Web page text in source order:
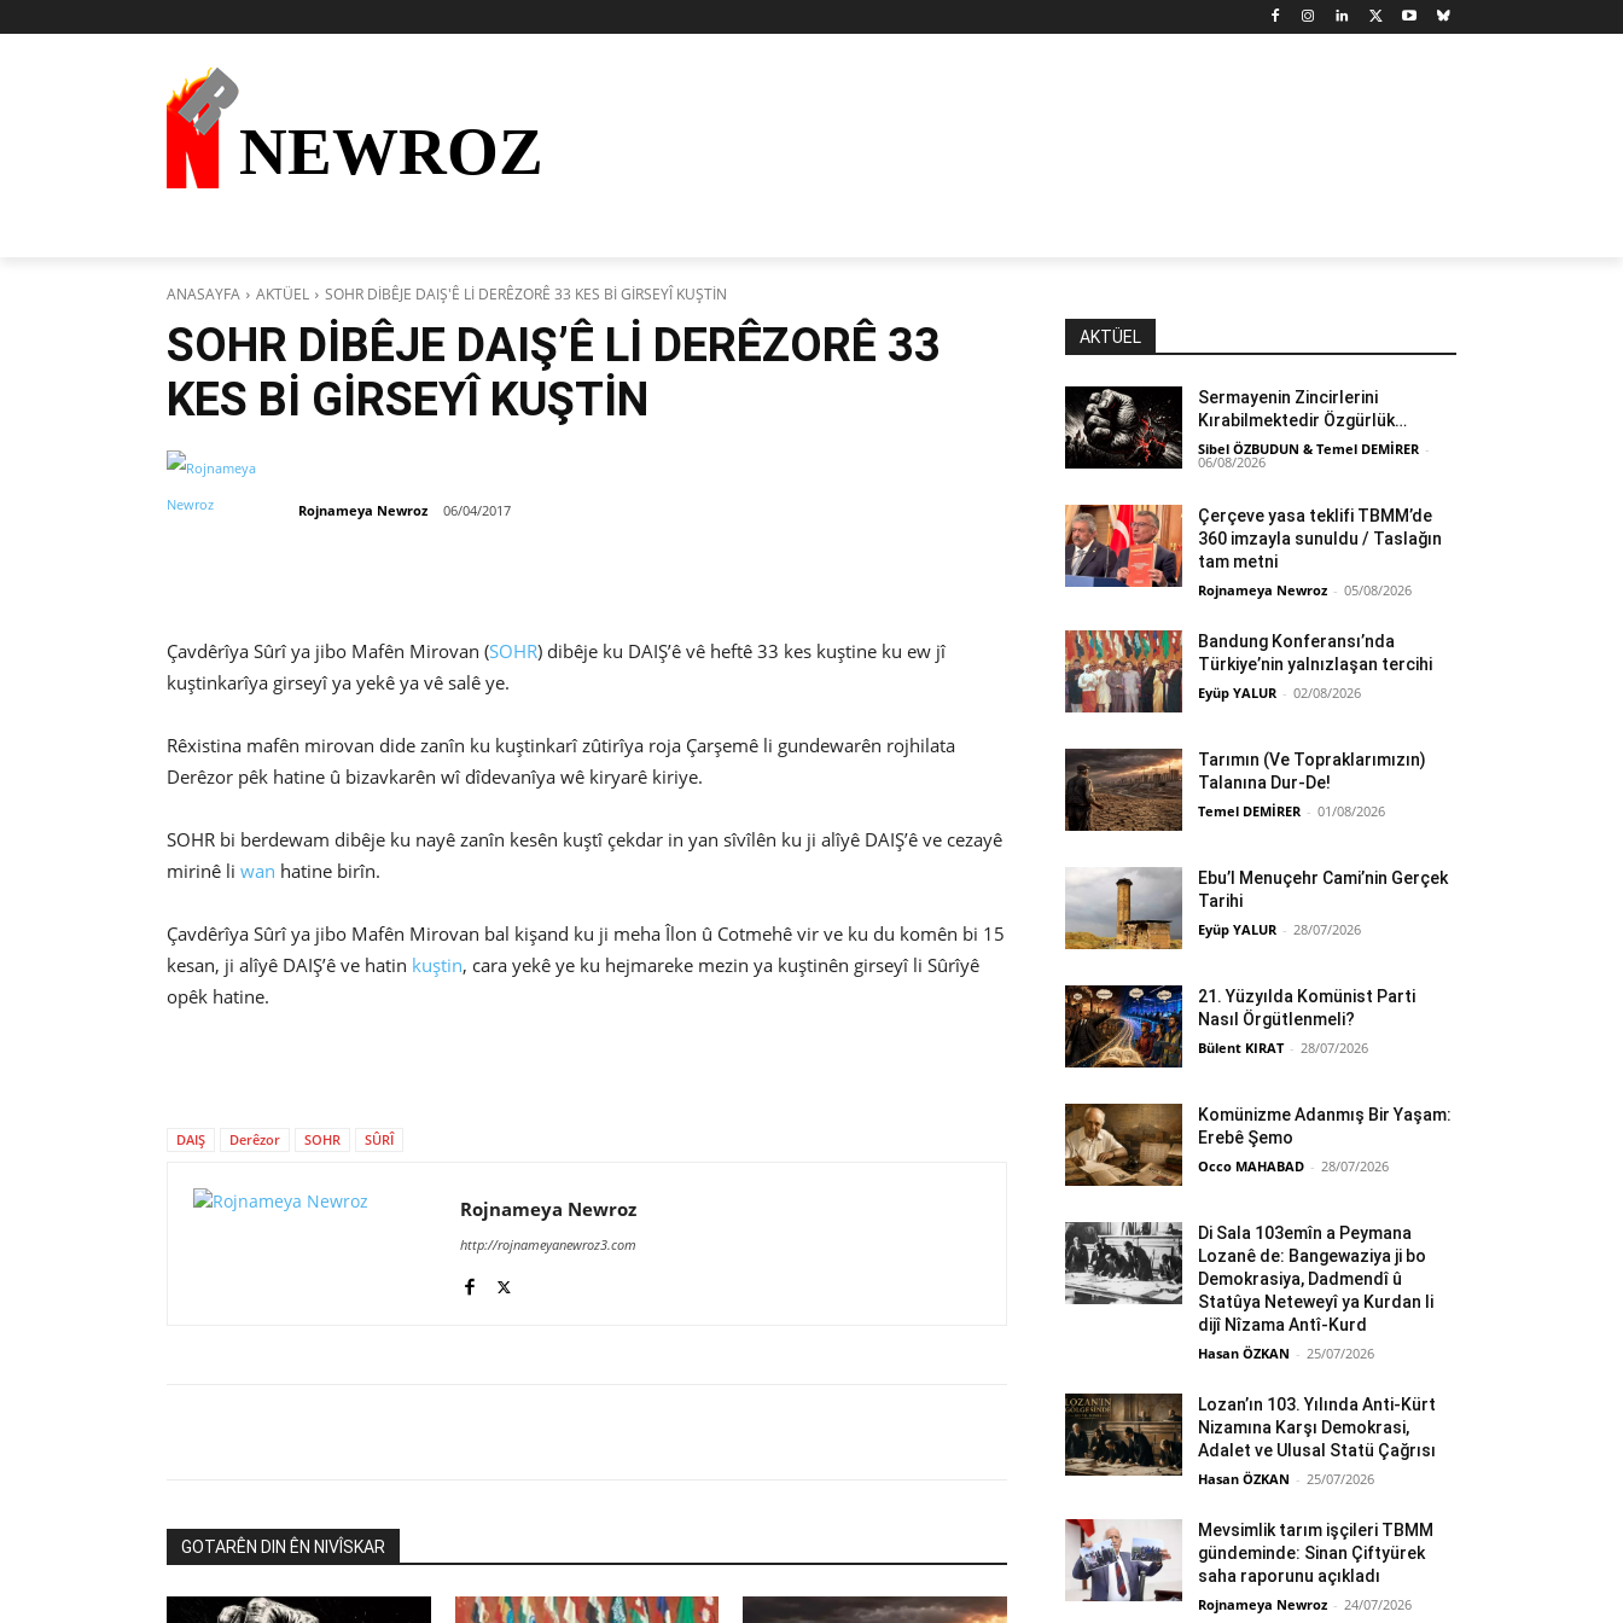
NEWROZ
ANASAYFA AKTÜEL SOHR DİBÊJE DAIŞ'Ê Lİ DERÊZORÊ 33 KES Bİ GİRSEYÎ KUŞTİN
SOHR DİBÊJE DAIŞ’Ê Lİ DERÊZORÊ 33
KES Bİ GİRSEYÎ KUŞTİN
Rojnameya Newroz 06/04/2017
Çavdêrîya Sûrî ya jibo Mafên Mirovan (SOHR) dibêje ku DAIŞ’ê vê heftê 33 kes kuştine ku ew jî
kuştinkarîya girseyî ya yekê ya vê salê ye.
Rêxistina mafên mirovan dide zanîn ku kuştinkarî zûtirîya roja Çarşemê li gundewarên rojhilata
Derêzor pêk hatine û bizavkarên wî dîdevanîya wê kiryarê kiriye.
SOHR bi berdewam dibêje ku nayê zanîn kesên kuştî çekdar in yan sîvîlên ku ji alîyê DAIŞ’ê ve cezayê
mirinê li wan hatine birîn.
Çavdêrîya Sûrî ya jibo Mafên Mirovan bal kişand ku ji meha Îlon û Cotmehê vir ve ku du komên bi 15
kesan, ji alîyê DAIŞ’ê ve hatin kuştin, cara yekê ye ku hejmareke mezin ya kuştinên girseyî li Sûrîyê
opêk hatine.
DAIŞ Derêzor SOHR SÛRÎ
Rojnameya Newroz
http://rojnameyanewroz3.com
GOTARÊN DIN ÊN NIVÎSKAR
AKTÜEL
Sermayenin Zincirlerini
Kırabilmektedir Özgürlük…
Sibel ÖZBUDUN & Temel DEMİRER -
06/08/2026
Çerçeve yasa teklifi TBMM’de
360 imzayla sunuldu / Taslağın
tam metni
Rojnameya Newroz - 05/08/2026
Bandung Konferansı’nda
Türkiye’nin yalnızlaşan tercihi
Eyüp YALUR - 02/08/2026
Tarımın (Ve Topraklarımızın)
Talanına Dur-De!
Temel DEMİRER - 01/08/2026
Ebu’l Menuçehr Cami’nin Gerçek
Tarihi
Eyüp YALUR - 28/07/2026
21. Yüzyılda Komünist Parti
Nasıl Örgütlenmeli?
Bülent KIRAT - 28/07/2026
Komünizme Adanmış Bir Yaşam:
Erebê Şemo
Occo MAHABAD - 28/07/2026
Di Sala 103emîn a Peymana
Lozanê de: Bangewaziya ji bo
Demokrasiya, Dadmendî û
Statûya Neteweyî ya Kurdan li
dijî Nîzama Antî-Kurd
Hasan ÖZKAN - 25/07/2026
Lozan’ın 103. Yılında Anti-Kürt
Nizamına Karşı Demokrasi,
Adalet ve Ulusal Statü Çağrısı
Hasan ÖZKAN - 25/07/2026
Mevsimlik tarım işçileri TBMM
gündeminde: Sinan Çiftyürek
saha raporunu açıkladı
Rojnameya Newroz - 24/07/2026